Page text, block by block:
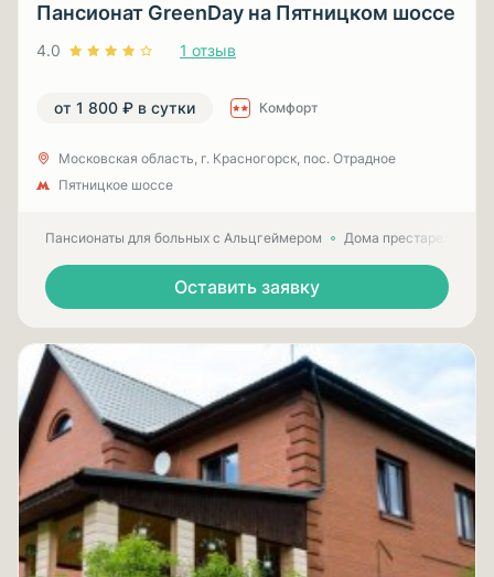
Пансионат GreenDay на Пятницком шоссе
4.0 1 отзыв
от 1 800 ₽ в сутки Комфорт
Московская область, г. Красногорск, пос. Отрадное
Пятницкое шоссе
Пансионаты для больных с Альцгеймером Дома престарелых
Оставить заявку